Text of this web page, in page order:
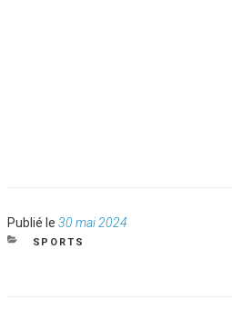
Publié le Publié
le
30 mai 2024
CATÉGORIES
SPORTS